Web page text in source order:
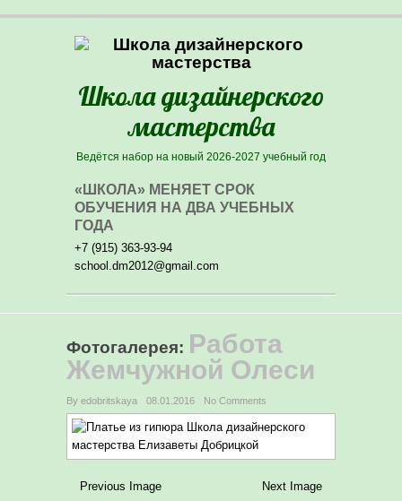
Школа дизайнерского
мастерства
Ведётся набор на новый 2026-2027 учебный год
«ШКОЛА» МЕНЯЕТ СРОК
ОБУЧЕНИЯ НА ДВА УЧЕБНЫХ
ГОДА
+7 (915) 363-93-94
school.dm2012@gmail.com
Фотогалерея: Работа
Жемчужной Олеси
By edobritskaya 08.01.2016 No Comments
Previous Image Next Image